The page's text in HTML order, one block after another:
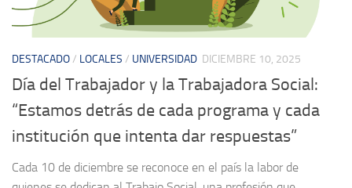
DESTACADO/ LOCALES / UNIVERSIDAD DICIEMBRE 10, 2025
Día del Trabajador y la Trabajadora Social:
“Estamos detrás de cada programa y cada
institución que intenta dar respuestas”
Cada 10 de diciembre se reconoce en el país la labor de